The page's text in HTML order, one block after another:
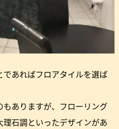
あればフロアタイルを選ば
ありますが、フローリング
石調といったデザインがあ